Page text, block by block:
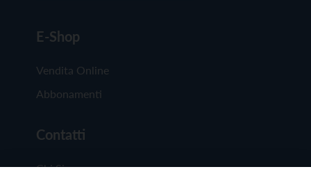
E-Shop
Vendita Online
Abbonamenti
Contatti
Chi Siamo